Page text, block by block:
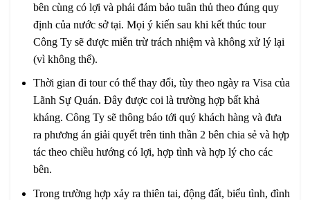
bên cùng có lợi và phải đảm bảo tuân thủ theo đúng quy
định của nước sở tại. Mọi ý kiến sau khi kết thúc tour
Công Ty sẽ được miễn trừ trách nhiệm và không xử lý lại
(vì không thể).
Thời gian đi tour có thể thay đổi, tùy theo ngày ra Visa của
Lãnh Sự Quán. Đây được coi là trường hợp bất khả
kháng. Công Ty sẽ thông báo tới quý khách hàng và đưa
ra phương án giải quyết trên tinh thần 2 bên chia sẻ và hợp
tác theo chiều hướng có lợi, hợp tình và hợp lý cho các
bên.
Trong trường hợp xảy ra thiên tai, động đất, biểu tình, đình